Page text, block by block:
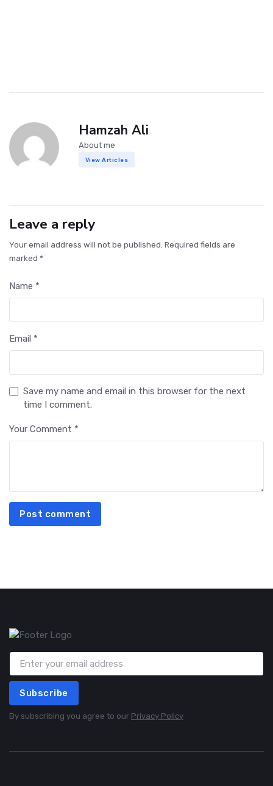
Hamzah Ali
About me
View Articles
Leave a reply
Your email address will not be published. Required fields are
marked *
Name *
Email *
Save my name and email in this browser for the next
time I comment.
Your Comment *
Post comment
Subscribe
By subscribing you agree to our Privacy Policy